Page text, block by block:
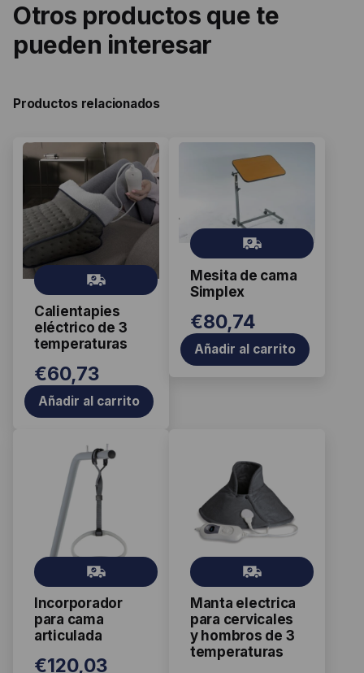
Otros productos que te
pueden interesar
Productos relacionados
Calientapies
eléctrico de 3
temperaturas
Gr
ati
s
€60,73
Añadir al carrito
Mesita de cama
Simplex
Gr
ati
s
€80,74
Añadir al carrito
Incorporador
para cama
articulada
Gr
ati
s
€120,03
Manta electrica
para cervicales
y hombros de 3
temperaturas
Gr
ati
s